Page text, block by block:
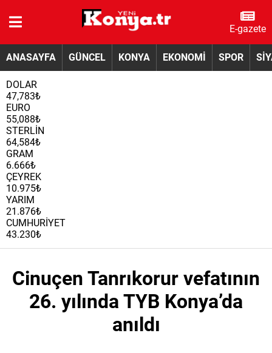
E-gazete
ANASAYFA GÜNCEL KONYA EKONOMİ SPOR
DOLAR
47,783₺
EURO
55,088₺
STERLİN
64,584₺
GRAM
6.666₺
ÇEYREK
10.975₺
YARIM
21.876₺
CUMHURİYET
43.230₺
Cinuçen Tanrıkorur vefatının
26. yılında TYB Konya’da
anıldı